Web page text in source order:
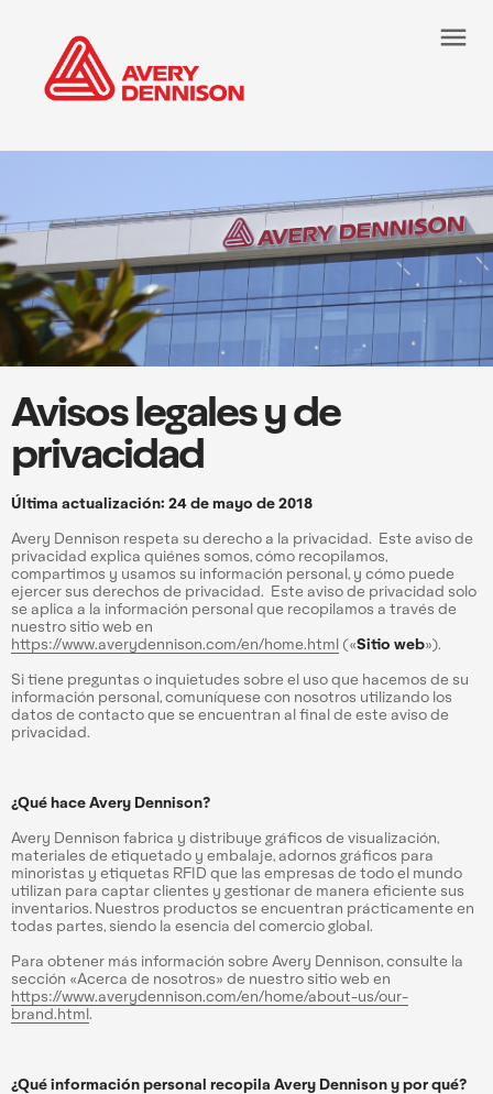
menu
Avisos legales y de
privacidad
Última actualización: 24 de mayo de 2018
Avery Dennison respeta su derecho a la privacidad. Este aviso de
privacidad explica quiénes somos, cómo recopilamos,
compartimos y usamos su información personal, y cómo puede
ejercer sus derechos de privacidad. Este aviso de privacidad solo
se aplica a la información personal que recopilamos a través de
nuestro sitio web en
https://www.averydennison.com/en/home.html («Sitio web»).
Si tiene preguntas o inquietudes sobre el uso que hacemos de su
información personal, comuníquese con nosotros utilizando los
datos de contacto que se encuentran al final de este aviso de
privacidad.
¿Qué hace Avery Dennison?
Avery Dennison fabrica y distribuye gráficos de visualización,
materiales de etiquetado y embalaje, adornos gráficos para
minoristas y etiquetas RFID que las empresas de todo el mundo
utilizan para captar clientes y gestionar de manera eficiente sus
inventarios. Nuestros productos se encuentran prácticamente en
todas partes, siendo la esencia del comercio global.
Para obtener más información sobre Avery Dennison, consulte la
sección «Acerca de nosotros» de nuestro sitio web en
https://www.averydennison.com/en/home/about-us/our-
brand.html.
¿Qué información personal recopila Avery Dennison y por qué?